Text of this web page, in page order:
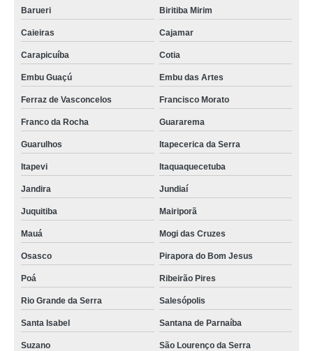
Barueri Biritiba Mirim
Caieiras Cajamar
Carapicuíba Cotia
Embu Guaçú Embu das Artes
Ferraz de Vasconcelos Francisco Morato
Franco da Rocha Guararema
Guarulhos Itapecerica da Serra
Itapevi Itaquaquecetuba
Jandira Jundiaí
Juquitiba Mairiporã
Mauá Mogi das Cruzes
Osasco Pirapora do Bom Jesus
Poá Ribeirão Pires
Rio Grande da Serra Salesópolis
Santa Isabel Santana de Parnaíba
Suzano São Lourenço da Serra